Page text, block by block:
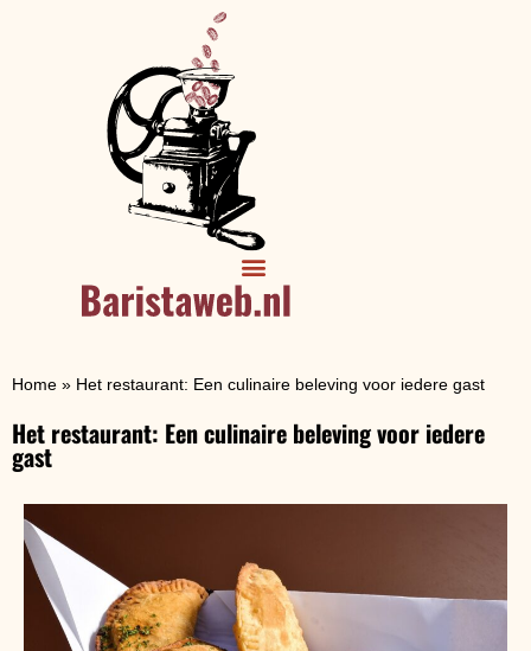
Home » Het restaurant: Een culinaire beleving voor iedere gast
Het restaurant: Een culinaire beleving voor iedere
gast